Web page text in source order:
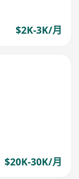
$2K-3K/月
$20K-30K/月